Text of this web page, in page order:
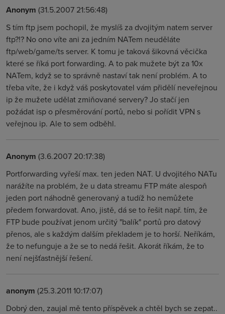
Anonym (31.5.2007 21:56:48)
S tím ftp jsem pochopil, že myslíš za dvojitým natem server
ftp?!? No ono víte ani za jedním NATem neuděláte
ftp/web/game/ts server. K tomu je taková šikovná věcička
které se říká port forwarding. A to pak mužete být za 10x
NATem, když se to správně nastaví tak není problém. A to
třeba víte, že i když váš poskytovatel vám přidělí neveřejnou
ip že mužete udělat zmiňované servery? Jo stačí jen
požádat isp o přesměrování portů, nebo si pořídit VPN s
veřejnou ip. Ale to sem odběhl.
Anonym (3.6.2007 20:17:38)
Portforwarding vyřeší max. ten jeden NAT. U dvojitého NATu
narážíte na problém, že u data streamu FTP máte alespoň
jeden port náhodně generovaný a tudíž ho nemůžete
předem forwardovat. Ano, jistě, dá se to řešit např. tím, že
FTP bude používat jenom určitý "balík" portů pro datový
přenos, ale s každým dalším překladem je to horší. Neříkám,
že to nefunguje a že se to nedá řešit. Akorát říkám, že to
není nejšťastnější řešení.
anonym (25.3.2011 10:17:07)
Dobrý den, zaujal mě tento příspěvek a chtěl bych se zepat..